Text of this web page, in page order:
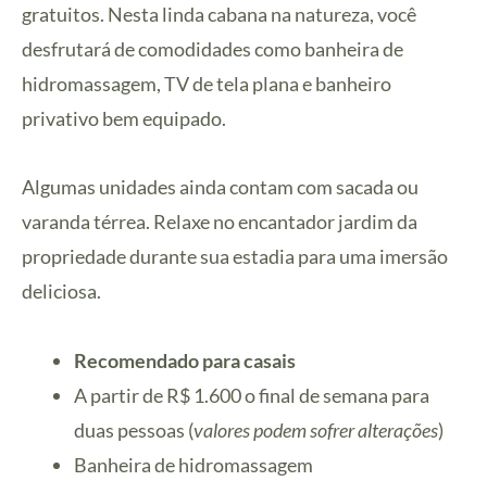
gratuitos. Nesta linda cabana na natureza, você
desfrutará de comodidades como banheira de
hidromassagem, TV de tela plana e banheiro
privativo bem equipado.
Algumas unidades ainda contam com sacada ou
varanda térrea. Relaxe no encantador jardim da
propriedade durante sua estadia para uma imersão
deliciosa.
Recomendado para casais
A partir de R$ 1.600 o final de semana para
duas pessoas (valores podem sofrer alterações)
Banheira de hidromassagem